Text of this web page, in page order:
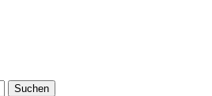
Suchen